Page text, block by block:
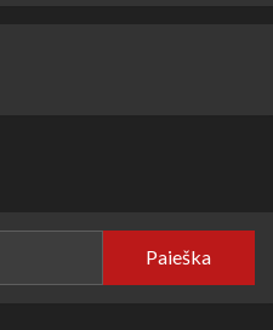
Paieška